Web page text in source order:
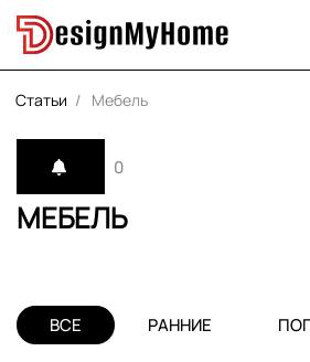
Статьи Мебель
МЕБЕЛЬ
0
ВСЕ РАННИЕ